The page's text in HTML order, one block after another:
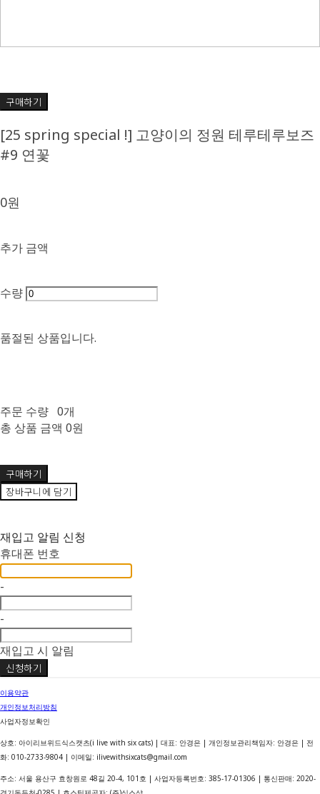
구매하기
[25 spring special !] 고양이의 정원 테루테루보즈
#9 연꽃
0원
추가 금액
수량
품절된 상품입니다.
주문 수량 0개
총 상품 금액 0원
구매하기
장바구니에 담기
재입고 알림 신청
휴대폰 번호
-
-
재입고 시 알림
신청하기
이용약관
개인정보처리방침
사업자정보확인
상호: 아이리브위드식스캣츠(i live with six cats) | 대표: 안경은 | 개인정보관리책임자: 안경은 | 전
화: 010-2733-9804 | 이메일: ilivewithsixcats@gmail.com
주소: 서울 용산구 효창원로 48길 20-4, 101호 | 사업자등록번호: 385-17-01306 | 통신판매: 2020-